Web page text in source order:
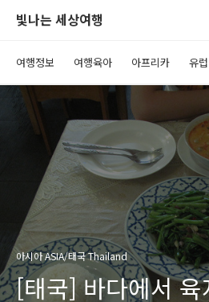
빛나는 세상여행
여행정보 여행육아 아프리카 유럽
아시아 ASIA/태국 Thailand
[태국] 바다에서 육